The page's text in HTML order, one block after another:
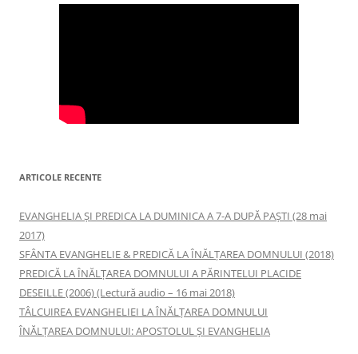
ARTICOLE RECENTE
EVANGHELIA ȘI PREDICA LA DUMINICA A 7-A DUPĂ PAȘTI (28 mai
2017)
SFÂNTA EVANGHELIE & PREDICĂ LA ÎNĂLŢAREA DOMNULUI (2018)
PREDICĂ LA ÎNĂLŢAREA DOMNULUI A PĂRINTELUI PLACIDE
DESEILLE (2006) (Lectură audio – 16 mai 2018)
TÂLCUIREA EVANGHELIEI LA ÎNĂLŢAREA DOMNULUI
ÎNĂLŢAREA DOMNULUI: APOSTOLUL ȘI EVANGHELIA